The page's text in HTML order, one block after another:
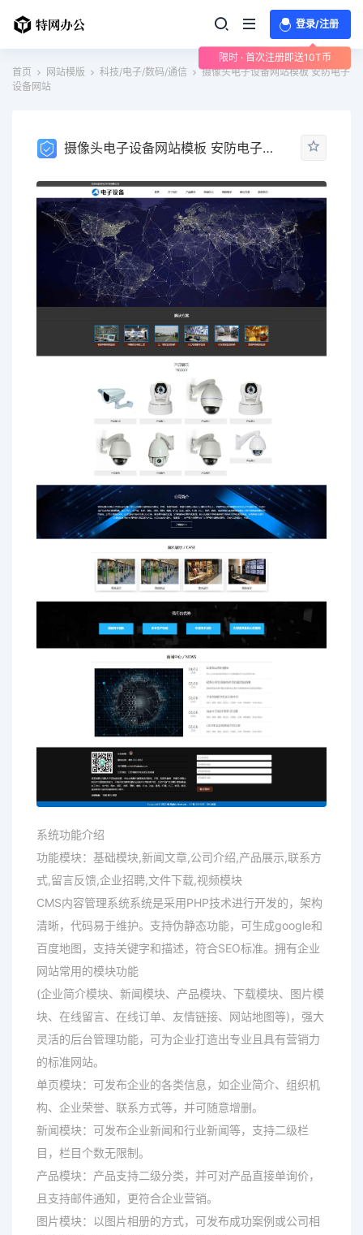
登录/注册
限时 · 首次注册即送10T币
首页 网站模版 科技/电子/数码/通信
摄像头电子设备网站模板 安防电子
设备网站
摄像头电子设备网站模板 安防电子设备网站
系统功能介绍
功能模块：基础模块,新闻文章,公司介绍,产品展示,联系方
式,留言反馈,企业招聘,文件下载,视频模块
CMS内容管理系统系统是采用PHP技术进行开发的，架构
清晰，代码易于维护。支持伪静态功能，可生成google和
百度地图，支持关键字和描述，符合SEO标准。拥有企业
网站常用的模块功能
(企业简介模块、新闻模块、产品模块、下载模块、图片模
块、在线留言、在线订单、友情链接、网站地图等)，强大
灵活的后台管理功能，可为企业打造出专业且具有营销力
的标准网站。
单页模块：可发布企业的各类信息，如企业简介、组织机
构、企业荣誉、联系方式等，并可随意增删。
新闻模块：可发布企业新闻和行业新闻等，支持二级栏
目，栏目个数无限制。
产品模块：产品支持二级分类，并可对产品直接单询价，
且支持邮件通知，更符合企业营销。
图片模块：以图片相册的方式，可发布成功案例或公司相